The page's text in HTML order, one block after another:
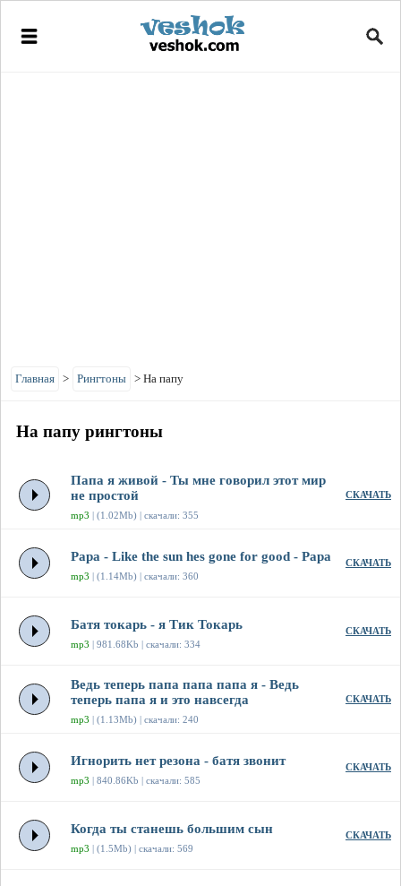
Главная > Рингтоны > На папу
На папу рингтоны
Папа я живой - Ты мне говорил этот мир
не простой
mp3 | (1.02Mb) | скачали: 355
СКАЧАТЬ
Papa - Like the sun hes gone for good - Papa
mp3 | (1.14Mb) | скачали: 360
СКАЧАТЬ
Батя токарь - я Тик Токарь
mp3 | 981.68Kb | скачали: 334
СКАЧАТЬ
Ведь теперь папа папа папа я - Ведь
теперь папа я и это навсегда
mp3 | (1.13Mb) | скачали: 240
СКАЧАТЬ
Игнорить нет резона - батя звонит
mp3 | 840.86Kb | скачали: 585
СКАЧАТЬ
Когда ты станешь большим сын
mp3 | (1.5Mb) | скачали: 569
СКАЧАТЬ